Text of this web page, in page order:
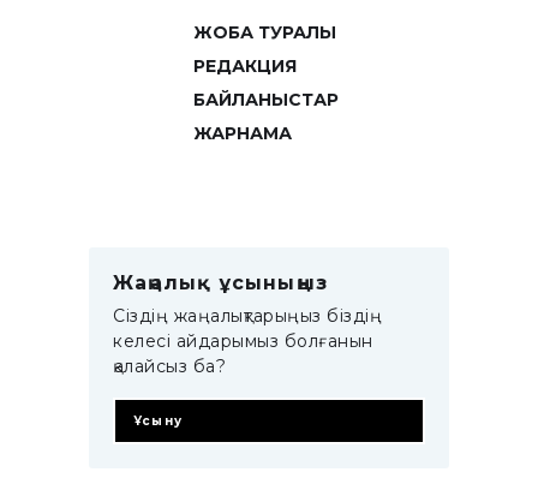
ЖОБА ТУРАЛЫ
РЕДАКЦИЯ
БАЙЛАНЫСТАР
ЖАРНАМА
Жаңалық ұсыныңыз
Сіздің жаңалықтарыңыз біздің
келесі айдарымыз болғанын
қалайсыз ба?
Ұсыну